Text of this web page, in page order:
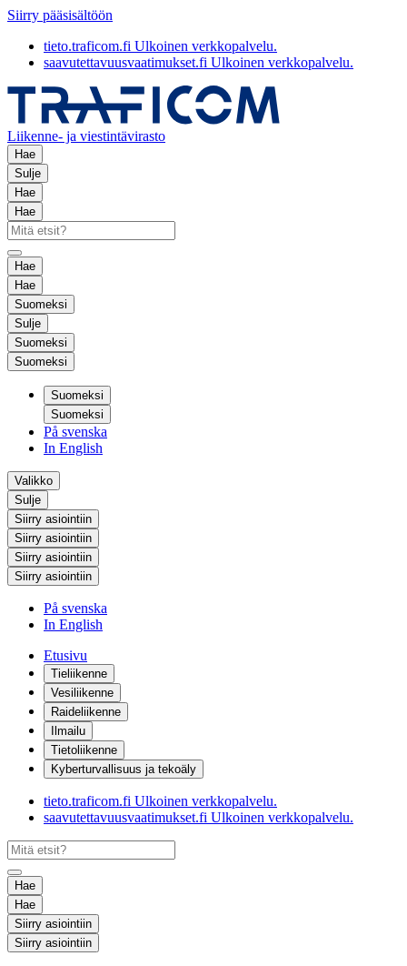
Siirry pääsisältöön
tieto.traficom.fi Ulkoinen verkkopalvelu.
saavutettavuusvaatimukset.fi Ulkoinen verkkopalvelu.
Liikenne- ja viestintävirasto
Hae
Sulje
Hae
Hae
Hae
Hae
Suomeksi
Sulje
Suomeksi
Suomeksi
Suomeksi
Suomeksi
På svenska
In English
Valikko
Sulje
Siirry asiointiin
Siirry asiointiin
Siirry asiointiin
Siirry asiointiin
På svenska
In English
Etusivu
Tieliikenne
Vesiliikenne
Raideliikenne
Ilmailu
Tietoliikenne
Kyberturvallisuus ja tekoäly
tieto.traficom.fi Ulkoinen verkkopalvelu.
saavutettavuusvaatimukset.fi Ulkoinen verkkopalvelu.
Hae
Hae
Siirry asiointiin
Siirry asiointiin